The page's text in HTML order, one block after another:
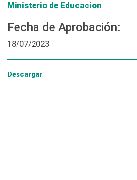
Ministerio de Educacion
Fecha de Aprobación:
18/07/2023
Descargar